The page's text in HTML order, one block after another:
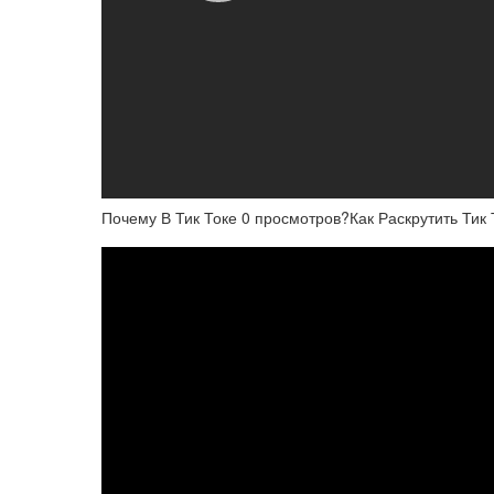
Почему В Тик Токе 0 просмотров?Как Раскрутить Тик